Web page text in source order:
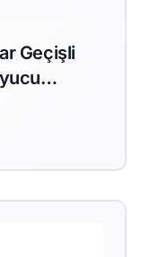
Geçişli